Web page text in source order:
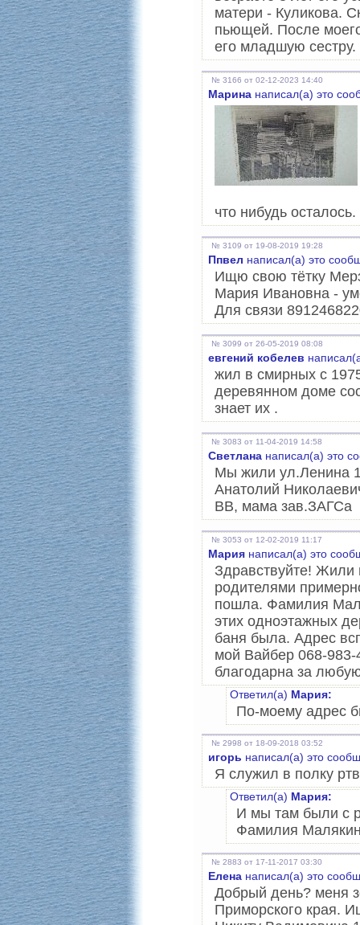
матери - Куликова.
пьющей. После
его младшую
№ 3166 от 02-12-2023 14:40
Марина написал(а) это
что нибудь осталось.
№ 3109 от 19-08-2019 19:28
Ппвел написал(а) это
Ищю свою тётку
Мария Ивановна -
Для связи
№ 3099 от 26-05-2019 08:08
евгений кобелев
жил в смирных с
деревянном доме
знает их .
№ 3083 от 11-04-2019 14:58
Светлана написал(а) это
Мы жили ул.Ленина
Анатолий
ВВ, мама зав.ЗАГСа
№ 3053 от 12-02-2019 11:17
Мария написал(а) это
Здравствуйте!
родителями
пошла. Фамилия
этих одноэтажных
баня была. Адрес
мой Вайбер 068-
благодарна за
Ответил(а) Мария:
По-моему адрес
№ 2998 от 18-09-2018 03:52
игорь написал(а) это
Я служил в полку
Ответил(а) Мария:
И мы там были с
Фамилия
№ 2883 от 17-11-2017 03:30
Елена написал(а) это
Добрый день? меня
Приморского края.